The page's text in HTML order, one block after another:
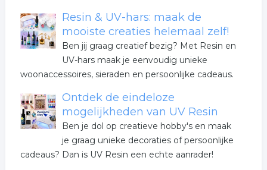
Resin & UV-hars: maak de
mooiste creaties helemaal zelf!
Ben jij graag creatief bezig? Met Resin en
UV-hars maak je eenvoudig unieke
woonaccessoires, sieraden en persoonlijke cadeaus.
Ontdek de eindeloze
mogelijkheden van UV Resin
Ben je dol op creatieve hobby's en maak
je graag unieke decoraties of persoonlijke
cadeaus? Dan is UV Resin een echte aanrader!